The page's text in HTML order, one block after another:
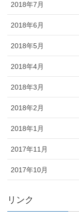
2018年7月
2018年6月
2018年5月
2018年4月
2018年3月
2018年2月
2018年1月
2017年11月
2017年10月
リンク